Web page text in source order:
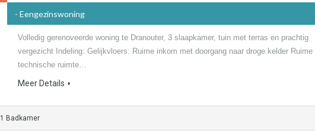
- Eengezinswoning
Volledig gerenoveerde woning te Dranouter, 3 slaapkamer, tuin met terras en prachtig
vergezicht Indeling: Gelijkvloers: Ruime inkom met doorgang naar droge kelder Ruime
technische ruimte…
Meer Details
1 Badkamer